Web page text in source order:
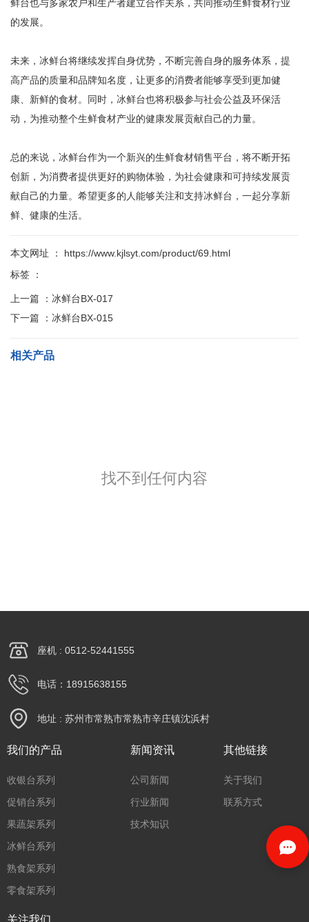
鲜台也与多家农户和生产者建立合作关系，共同推动生鲜食材行业
的发展。
未来，冰鲜台将继续发挥自身优势，不断完善自身的服务体系，提
高产品的质量和品牌知名度，让更多的消费者能够享受到更加健
康、新鲜的食材。同时，冰鲜台也将积极参与社会公益及环保活
动，为推动整个生鲜食材产业的健康发展贡献自己的力量。
总的来说，冰鲜台作为一个新兴的生鲜食材销售平台，将不断开拓
创新，为消费者提供更好的购物体验，为社会健康和可持续发展贡
献自己的力量。希望更多的人能够关注和支持冰鲜台，一起分享新
鲜、健康的生活。
本文网址 ： https://www.kjlsyt.com/product/69.html
标签 ：
上一篇 ： 冰鲜台BX-017
下一篇 ： 冰鲜台BX-015
相关产品
找不到任何内容
座机 : 0512-52441555
电话：18915638155
地址 : 苏州市常熟市常熟市辛庄镇沈浜村
我们的产品
收银台系列
促销台系列
果蔬架系列
冰鲜台系列
熟食架系列
零食架系列
新闻资讯
公司新闻
行业新闻
技术知识
其他链接
关于我们
联系方式
关注我们